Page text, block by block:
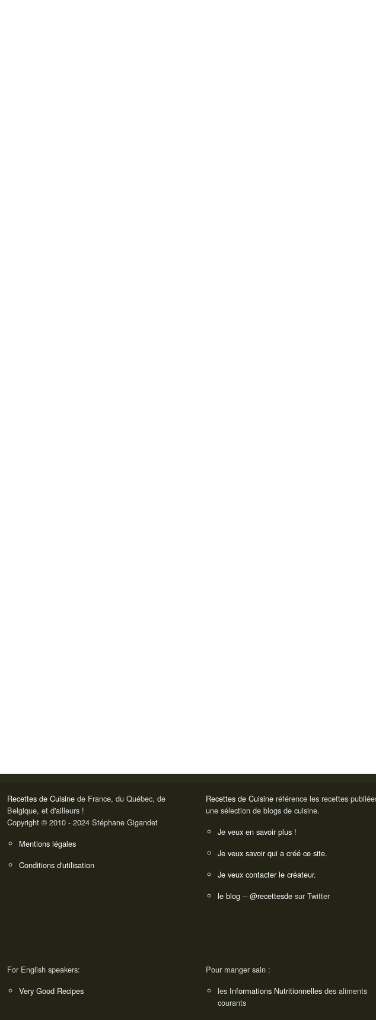
Recettes de Cuisine de France, du Québec, de
Belgique, et d'ailleurs !
Copyright © 2010 - 2024 Stéphane Gigandet
Mentions légales
Conditions d'utilisation
Recettes de Cuisine référence les recettes
une sélection de blogs de cuisine.
Je veux en savoir plus !
Je veux savoir qui a créé ce site.
Je veux contacter le créateur.
le blog -- @recettesde sur Twitter
For English speakers:
Very Good Recipes
Pour manger sain :
les Informations Nutritionnelles des aliments
courants